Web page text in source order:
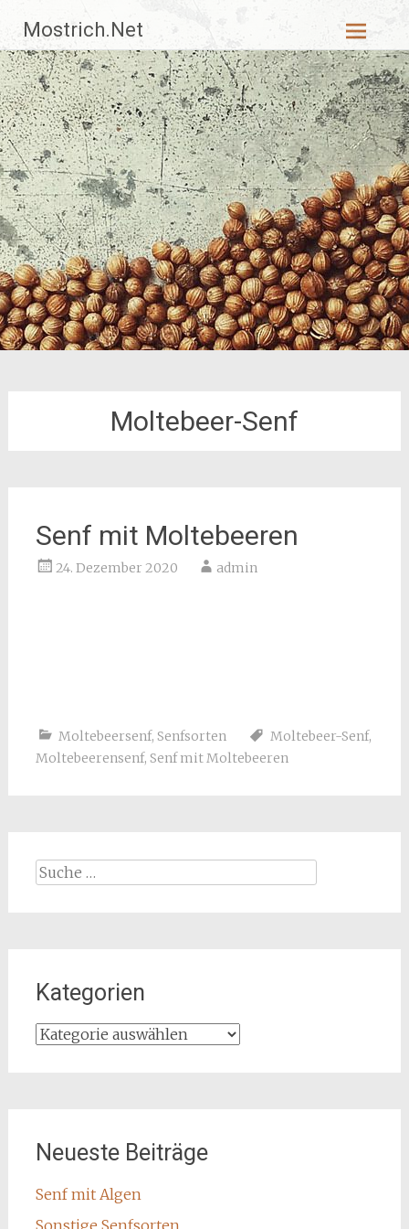
Inhalt
springen
Mostrich.Net
Moltebeer-Senf
Senf mit Moltebeeren
24. Dezember 2020 admin
Moltebeersenf, Senfsorten Moltebeer-Senf,
Moltebeerensenf, Senf mit Moltebeeren
Suche
Kategorien
Kategorien
Neueste Beiträge
Senf mit Algen
Sonstige Senfsorten